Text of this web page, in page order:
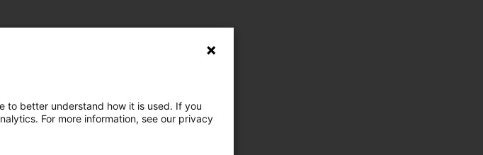
to better understand how it is used. If you
For more information, see our privacy